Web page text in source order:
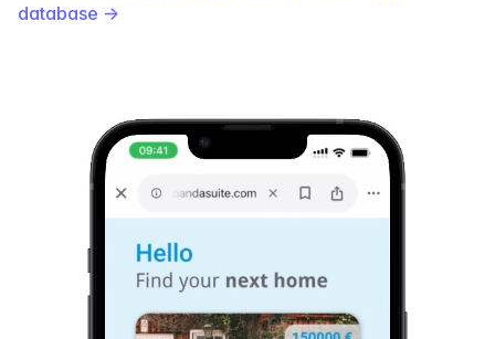
database →